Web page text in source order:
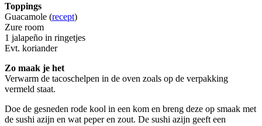
Toppings
Guacamole (recept)
Zure room
1 jalapeño in ringetjes
Evt. koriander
Zo maak je het
Verwarm de tacoschelpen in de oven zoals op de verpakking
vermeld staat.
Doe de gesneden rode kool in een kom en breng deze op smaak met
de sushi azijn en wat peper en zout. De sushi azijn geeft een